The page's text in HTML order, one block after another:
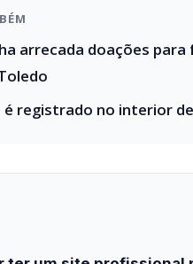
ter um site profissional
para portal de notícias